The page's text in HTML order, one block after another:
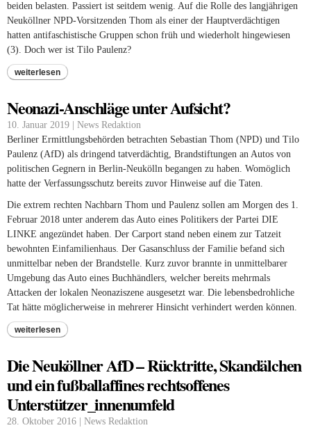
beiden belasten. Passiert ist seitdem wenig. Auf die Rolle des langjährigen
Neuköllner NPD-Vorsitzenden Thom als einer der Hauptverdächtigen
hatten antifaschistische Gruppen schon früh und wiederholt hingewiesen
(3). Doch wer ist Tilo Paulenz?
weiterlesen
Neonazi-Anschläge unter Aufsicht?
10. Januar 2019 | News Redaktion
Berliner Ermittlungsbehörden betrachten Sebastian Thom (NPD) und Tilo
Paulenz (AfD) als dringend tatverdächtig, Brandstiftungen an Autos von
politischen Gegnern in Berlin-Neukölln begangen zu haben. Womöglich
hatte der Verfassungsschutz bereits zuvor Hinweise auf die Taten.
Die extrem rechten Nachbarn Thom und Paulenz sollen am Morgen des 1.
Februar 2018 unter anderem das Auto eines Politikers der Partei DIE
LINKE angezündet haben. Der Carport stand neben einem zur Tatzeit
bewohnten Einfamilienhaus. Der Gasanschluss der Familie befand sich
unmittelbar neben der Brand­stelle. Kurz zuvor brannte in unmittelbarer
Umgebung das Auto eines Buchhändlers, welcher bereits mehrmals
Attacken der lokalen Neonaziszene ausgesetzt war. Die lebensbedrohliche
Tat hätte möglicherweise in mehrerer Hinsicht verhindert werden können.
weiterlesen
Die Neuköllner AfD – Rücktritte, Skandälchen
und ein fußballaffines rechtsoffenes
Unterstützer_innenumfeld
28. Oktober 2016 | News Redaktion